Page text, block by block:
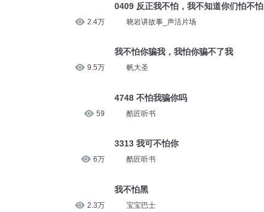
2.4万
9.5万
59
6万
2.3万
0409 反正我不怕，我不知道你们怕不怕
晓岩讲故事_声活片场
我不怕你骗我，我怕你骗不了我
帆大圣
4748 不怕我骗你吗
酷匠听书
3313 我可不怕你
酷匠听书
我不怕黑
宝宝巴士